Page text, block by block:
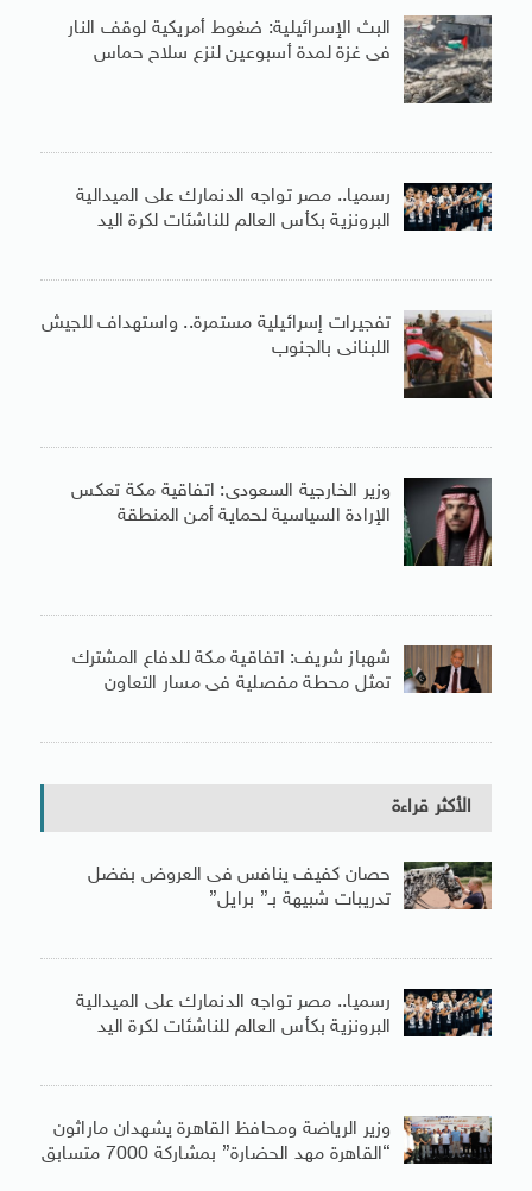
البث الإسرائيلية: ضغوط أمريكية لوقف النار
فى غزة لمدة أسبوعين لنزع سلاح حماس
رسميا.. مصر تواجه الدنمارك على الميدالية
البرونزية بكأس العالم للناشئات لكرة اليد
تفجيرات إسرائيلية مستمرة.. واستهداف للجيش
اللبنانى بالجنوب
وزير الخارجية السعودى: اتفاقية مكة تعكس
الإرادة السياسية لحماية أمن المنطقة
شهباز شريف: اتفاقية مكة للدفاع المشترك
تمثل محطة مفصلية فى مسار التعاون
الأكثر قراءة
حصان كفيف ينافس فى العروض بفضل
تدريبات شبيهة بـ” برايل”
رسميا.. مصر تواجه الدنمارك على الميدالية
البرونزية بكأس العالم للناشئات لكرة اليد
وزير الرياضة ومحافظ القاهرة يشهدان ماراثون
“القاهرة مهد الحضارة” بمشاركة 7000 متسابق